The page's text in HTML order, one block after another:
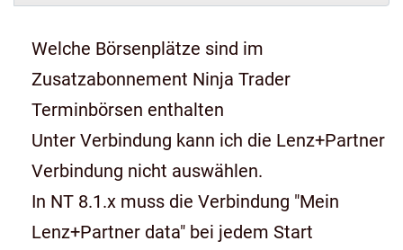
Welche Börsenplätze sind im
Zusatzabonnement Ninja Trader
Terminbörsen enthalten
Unter Verbindung kann ich die Lenz+Partner
Verbindung nicht auswählen.
In NT 8.1.x muss die Verbindung "Mein
Lenz+Partner data" bei jedem Start